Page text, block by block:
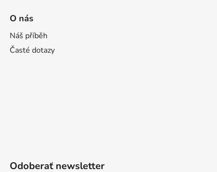
O nás
Náš příběh
Časté dotazy
Odoberať newsletter